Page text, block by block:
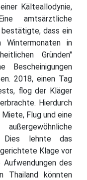
Kälteallodynie,
amtsärztliche
dass ein
in
Gründen"
2018, einen Tag
flog der Kläger
Hierdurch
Flug und eine
Dies lehnte das
Klage vor
des
Thailand könnten